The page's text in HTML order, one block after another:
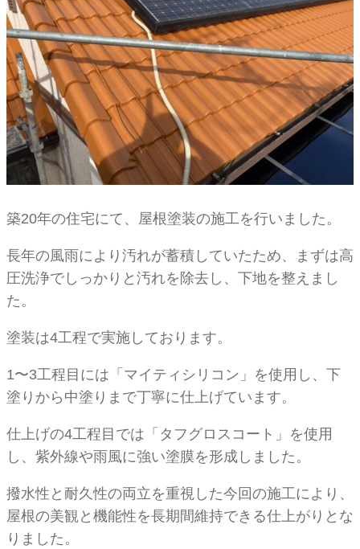
築20年の住宅にて、屋根塗装の施工を行いました。
長年の風雨により汚れが蓄積していたため、まずは高
圧洗浄でしっかりと汚れを除去し、下地を整えまし
た。
塗装は4工程で実施しております。
1〜3工程目には「マイティシリコン」を使用し、下
塗りから中塗りまで丁寧に仕上げています。
仕上げの4工程目では「タフグロスコート」を使用
し、紫外線や雨風に強い塗膜を形成しました。
撥水性と耐久性の両立を重視した今回の施工により、
屋根の美観と機能性を長期間維持できる仕上がりとな
りました。